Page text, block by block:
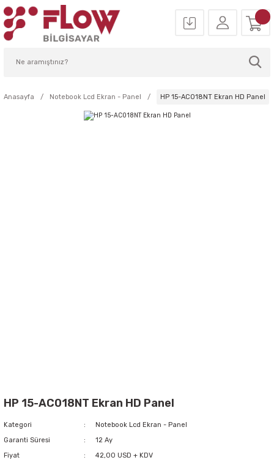
Anasayfa Notebook Lcd Ekran - Panel HP 15-AC018NT Ekran HD Panel
HP 15-AC018NT Ekran HD Panel
Kategori
Notebook Lcd Ekran - Panel
Garanti Süresi
12 Ay
Fiyat
42,00 USD + KDV